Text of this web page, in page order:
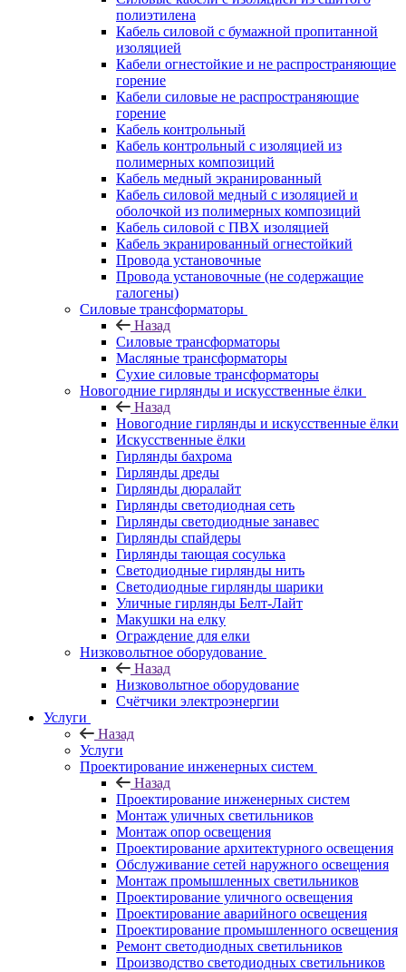
полиэтилена
Кабель силовой с бумажной пропитанной
изоляцией
Кабели огнестойкие и не распространяющие
горение
Кабели силовые не распространяющие
горение
Кабель контрольный
Кабель контрольный с изоляцией из
полимерных композиций
Кабель медный экранированный
Кабель силовой медный с изоляцией и
оболочкой из полимерных композиций
Кабель силовой с ПВХ изоляцией
Кабель экранированный огнестойкий
Провода установочные
Провода установочные (не содержащие
галогены)
Силовые трансформаторы
Назад
Силовые трансформаторы
Масляные трансформаторы
Сухие силовые трансформаторы
Новогодние гирлянды и искусственные ёлки
Назад
Новогодние гирлянды и искусственные ёлки
Искусственные ёлки
Гирлянды бахрома
Гирлянды дреды
Гирлянды дюралайт
Гирлянды светодиодная сеть
Гирлянды светодиодные занавес
Гирлянды спайдеры
Гирлянды тающая сосулька
Светодиодные гирлянды нить
Светодиодные гирлянды шарики
Уличные гирлянды Белт-Лайт
Макушки на елку
Ограждение для елки
Низковольтное оборудование
Назад
Низковольтное оборудование
Счётчики электроэнергии
Услуги
Назад
Услуги
Проектирование инженерных систем
Назад
Проектирование инженерных систем
Монтаж уличных светильников
Монтаж опор освещения
Проектирование архитектурного освещения
Обслуживание сетей наружного освещения
Монтаж промышленных светильников
Проектирование уличного освещения
Проектирование аварийного освещения
Проектирование промышленного освещения
Ремонт светодиодных светильников
Производство светодиодных светильников